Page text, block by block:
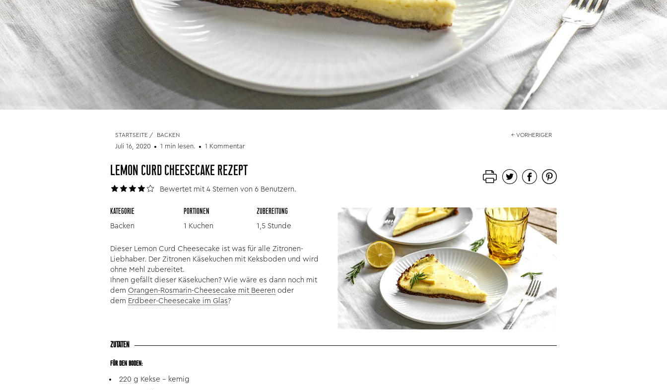
STARTSEITE / BACKEN ← VORHERIGER
Juli 16, 2020 1 min lesen. 1 Kommentar
LEMON CURD CHEESECAKE REZEPT
Bewertet mit 4 Sternen von 6 Benutzern.
KATEGORIE
Backen
PORTIONEN
1 Kuchen
ZUBEREITUNG
1,5 Stunde
Dieser Lemon Curd Cheesecake ist was für alle Zitronen-
Liebhaber. Der Zitronen Käsekuchen mit Keksboden und wird
ohne Mehl zubereitet.
Ihnen gefällt dieser Käsekuchen? Wie wäre es dann noch mit
dem Orangen-Rosmarin-Cheesecake mit Beeren oder
dem Erdbeer-Cheesecake im Glas?
ZUTATEN
FÜR DEN BODEN:
220 g Kekse - kemig